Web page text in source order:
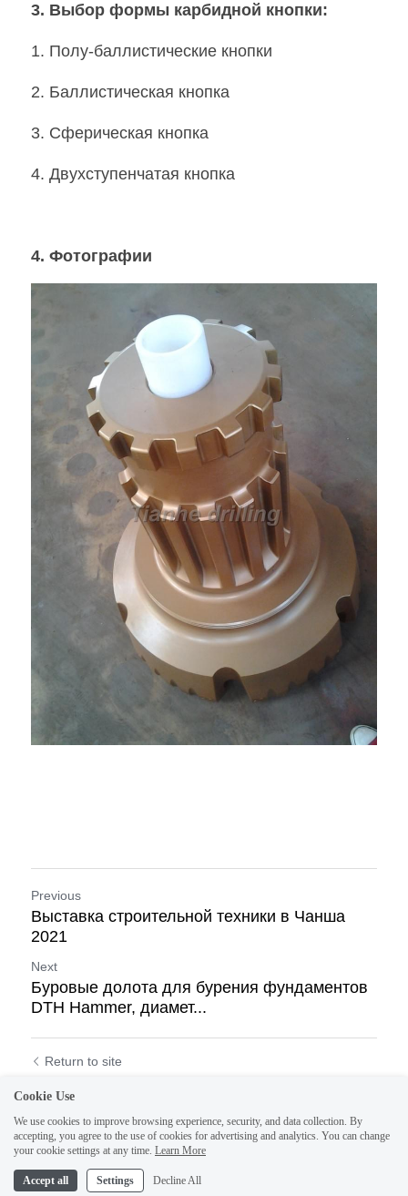
3. Выбор формы карбидной кнопки:
1. Полу-баллистические кнопки
2. Баллистическая кнопка
3. Сферическая кнопка
4. Двухступенчатая кнопка
4. Фотографии
Previous
Выставка строительной техники в Чанша
2021
Next
Буровые долота для бурения фундаментов
DTH Hammer, диамет...
Return to site
Cookie Use
We use cookies to improve browsing experience, security, and data collection. By
accepting, you agree to the use of cookies for advertising and analytics. You can change
your cookie settings at any time. Learn More
Accept all Settings Decline All